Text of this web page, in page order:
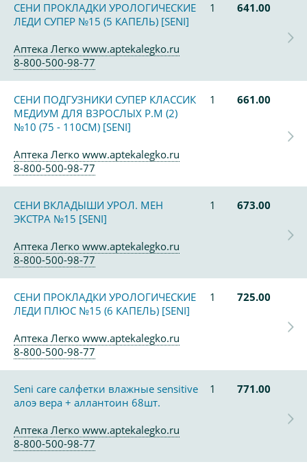
СЕНИ ПРОКЛАДКИ УРОЛОГИЧЕСКИЕ
ЛЕДИ СУПЕР №15 (5 КАПЕЛЬ) [SENI]
1 641.00
Аптека Легко www.aptekalegko.ru
8-800-500-98-77
СЕНИ ПОДГУЗНИКИ СУПЕР КЛАССИК
МЕДИУМ ДЛЯ ВЗРОСЛЫХ Р.M (2)
№10 (75 - 110СМ) [SENI]
1 661.00
Аптека Легко www.aptekalegko.ru
8-800-500-98-77
СЕНИ ВКЛАДЫШИ УРОЛ. МЕН
ЭКСТРА №15 [SENI]
1 673.00
Аптека Легко www.aptekalegko.ru
8-800-500-98-77
СЕНИ ПРОКЛАДКИ УРОЛОГИЧЕСКИЕ
ЛЕДИ ПЛЮС №15 (6 КАПЕЛЬ) [SENI]
1 725.00
Аптека Легко www.aptekalegko.ru
8-800-500-98-77
Seni care салфетки влажные sensitive
алоэ вера + аллантоин 68шт.
1 771.00
Аптека Легко www.aptekalegko.ru
8-800-500-98-77